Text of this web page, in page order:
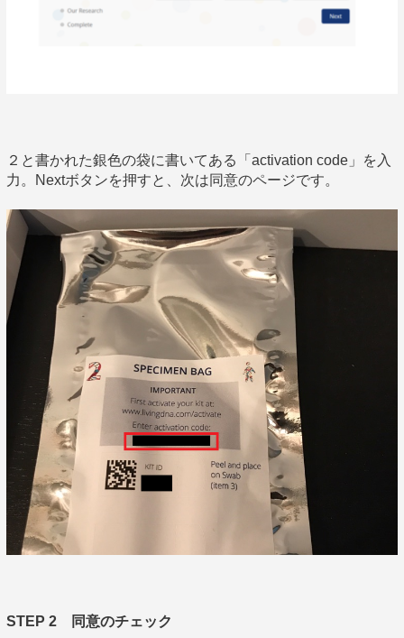
２と書かれた銀色の袋に書いてある「activation code」を入
力。Nextボタンを押すと、次は同意のページです。
STEP 2 同意のチェック